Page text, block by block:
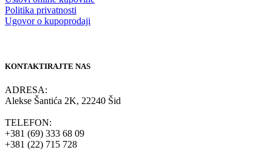
Politika privatnosti
Ugovor o kupoprodaji
KONTAKTIRAJTE NAS
ADRESA:
Alekse Šantića 2K, 22240 Šid
TELEFON:
+381 (69) 333 68 09
+381 (22) 715 728